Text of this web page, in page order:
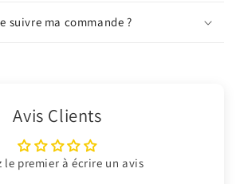
suivre ma commande ?
Avis Clients
le premier à écrire un avis